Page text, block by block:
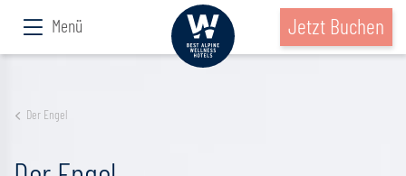
Menü Jetzt Buchen
Der Engel